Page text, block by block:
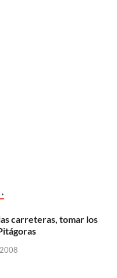
carreteras, tomar los